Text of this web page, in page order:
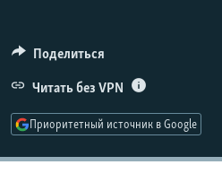
ПОДПИШИТЕСЬ НА РАССЫЛКУ
СОЦИАЛЬНЫЕ СЕТИ
Поделиться
Читать без VPN
Приоритетный источник в Google